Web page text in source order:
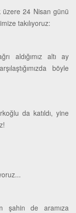
üzere 24 Nisan günü
takılıyoruz:
aldığımız altı ay
böyle
da katıldı, yine
şahin de aramıza